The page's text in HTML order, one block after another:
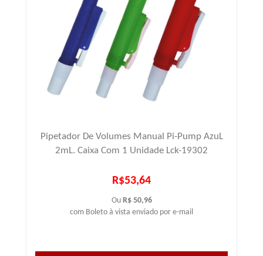
Pipetador De Volumes Manual Pi-Pump AzuL
2mL. Caixa Com 1 Unidade Lck-19302
R$53,64
Ou R$ 50,96
com Boleto à vista enviado por e-mail